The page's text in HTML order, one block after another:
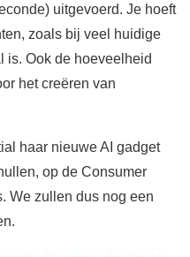
uitgevoerd. Je hoeft
zoals bij veel huidige
is. Ook de hoeveelheid
het creëren van
haar nieuwe AI gadget
op de Consumer
We zullen dus nog een